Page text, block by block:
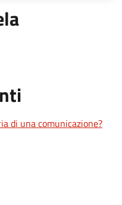
di una comunicazione?